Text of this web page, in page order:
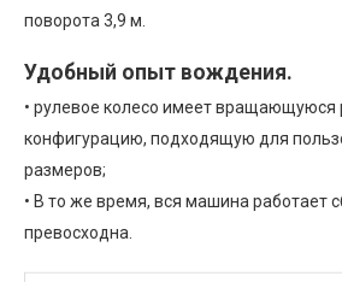
поворота 3,9 м.
Удобный опыт вождения.
• рулевое колесо имеет вращающуюся
конфигурацию, подходящую для
размеров;
• В то же время, вся машина работает
превосходна.